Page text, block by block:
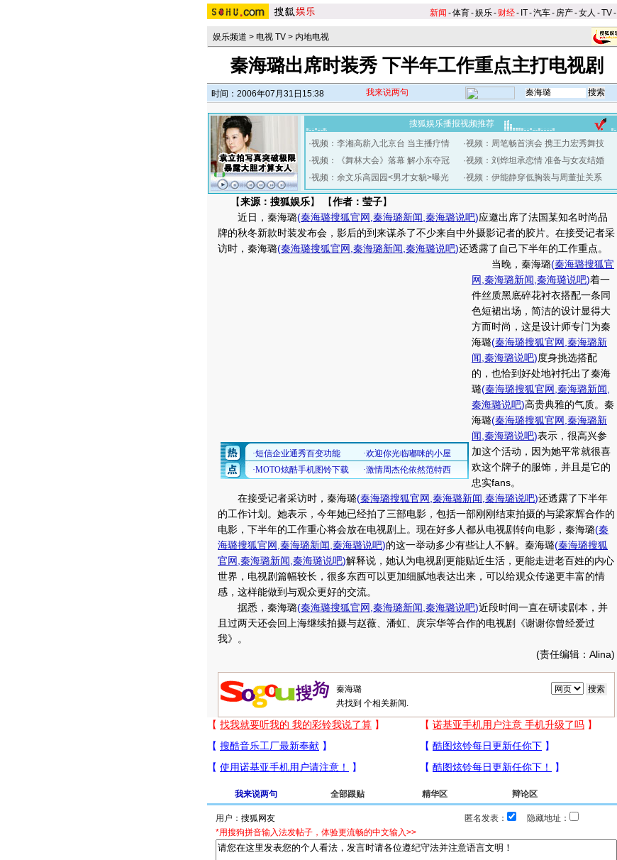
新闻 -体育-娱乐- 财经- IT-汽车- 房产-女人 -TV-
娱乐频道 > 电视 TV > 内地电视
秦海璐出席时装秀 下半年工作重点主打电视剧
时间：2006年07月31日15:38 我来说两句
搜狐娱乐播报视频推荐
·视频：李湘高薪入北京台 当主播疗情
·视频：《舞林大会》落幕 解小东夺冠
·视频：余文乐高园园<男才女貌>曝光
·视频：周笔畅首演会 携王力宏秀舞技
·视频：刘烨坦承恋情 准备与女友结婚
·视频：伊能静穿低胸装与周董扯关系
【来源：搜狐娱乐】 【作者：莹子】
近日，秦海璐(秦海璐搜狐官网 秦海璐新闻 秦海璐说吧)应邀出席了法国某知名时尚品
牌的秋冬新款时装发布会，影后的到来谋杀了不少来自中外摄影记者的胶片。在接受记者采
访时，秦海璐(秦海璐搜狐官网 秦海璐新闻 秦海璐说吧)还透露了自己下半年的工作重点。
当晚，秦海璐(秦海璐搜狐官
网 秦海璐新闻 秦海璐说吧)着一
件丝质黑底碎花衬衣搭配一条同
色短裙出场，简洁的设计显得大
方而时尚，这是设计师专门为秦
海璐(秦海璐搜狐官网 秦海璐新
闻 秦海璐说吧)度身挑选搭配
的，也恰到好处地衬托出了秦海
璐(秦海璐搜狐官网 秦海璐新闻
秦海璐说吧)高贵典雅的气质。秦
海璐(秦海璐搜狐官网 秦海璐新
闻 秦海璐说吧)表示，很高兴参
加这个活动，因为她平常就很喜
欢这个牌子的服饰，并且是它的
忠实fans。
在接受记者采访时，秦海璐(秦海璐搜狐官网 秦海璐新闻 秦海璐说吧)还透露了下半年
的工作计划。她表示，今年她已经拍了三部电影，包括一部刚刚结束拍摄的与梁家辉合作的
电影，下半年的工作重心将会放在电视剧上。现在好多人都从电视剧转向电影，秦海璐(秦
海璐搜狐官网 秦海璐新闻 秦海璐说吧)的这一举动多少有些让人不解。秦海璐(秦海璐搜狐
官网 秦海璐新闻 秦海璐说吧)解释说，她认为电视剧更能贴近生活，更能走进老百姓的内心
世界，电视剧篇幅较长，很多东西可以更加细腻地表达出来，可以给观众传递更丰富的情
感，这样能做到与观众更好的交流。
据悉，秦海璐(秦海璐搜狐官网 秦海璐新闻 秦海璐说吧)近段时间一直在研读剧本，并
且过两天还会回上海继续拍摄与赵薇、潘虹、庹宗华等合作的电视剧《谢谢你曾经爱过
我》。
(责任编辑：Alina)
共找到 个相关新闻.
我来说两句 全部跟贴 精华区 辩论区
用户： 匿名发表：
隐藏地址：
*用搜狗拼音输入法发帖子，体验更流畅的中文输入>>